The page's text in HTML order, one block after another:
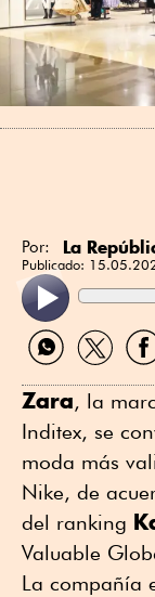
Por: La
Publicado:
Compartir
por
Compartir
por
por
Zara, la
Inditex, se
moda más
Nike, de
del ranking
Valuable
La compañía